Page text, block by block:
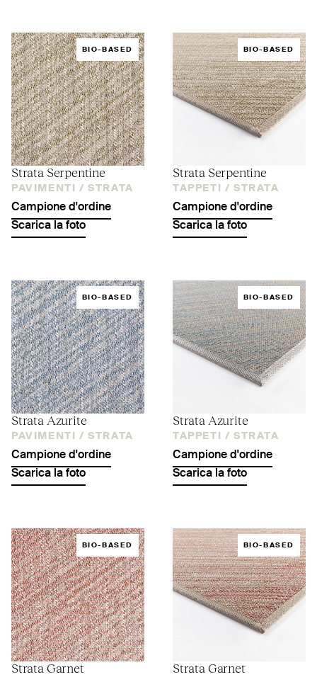
BIO-BASED
Strata Serpentine
PAVIMENTI / STRATA
Campione d'ordine
Scarica la foto
BIO-BASED
Strata Serpentine
TAPPETI / STRATA
Campione d'ordine
Scarica la foto
BIO-BASED
Strata Azurite
PAVIMENTI / STRATA
Campione d'ordine
Scarica la foto
BIO-BASED
Strata Azurite
TAPPETI / STRATA
Campione d'ordine
Scarica la foto
BIO-BASED
Strata Garnet
BIO-BASED
Strata Garnet